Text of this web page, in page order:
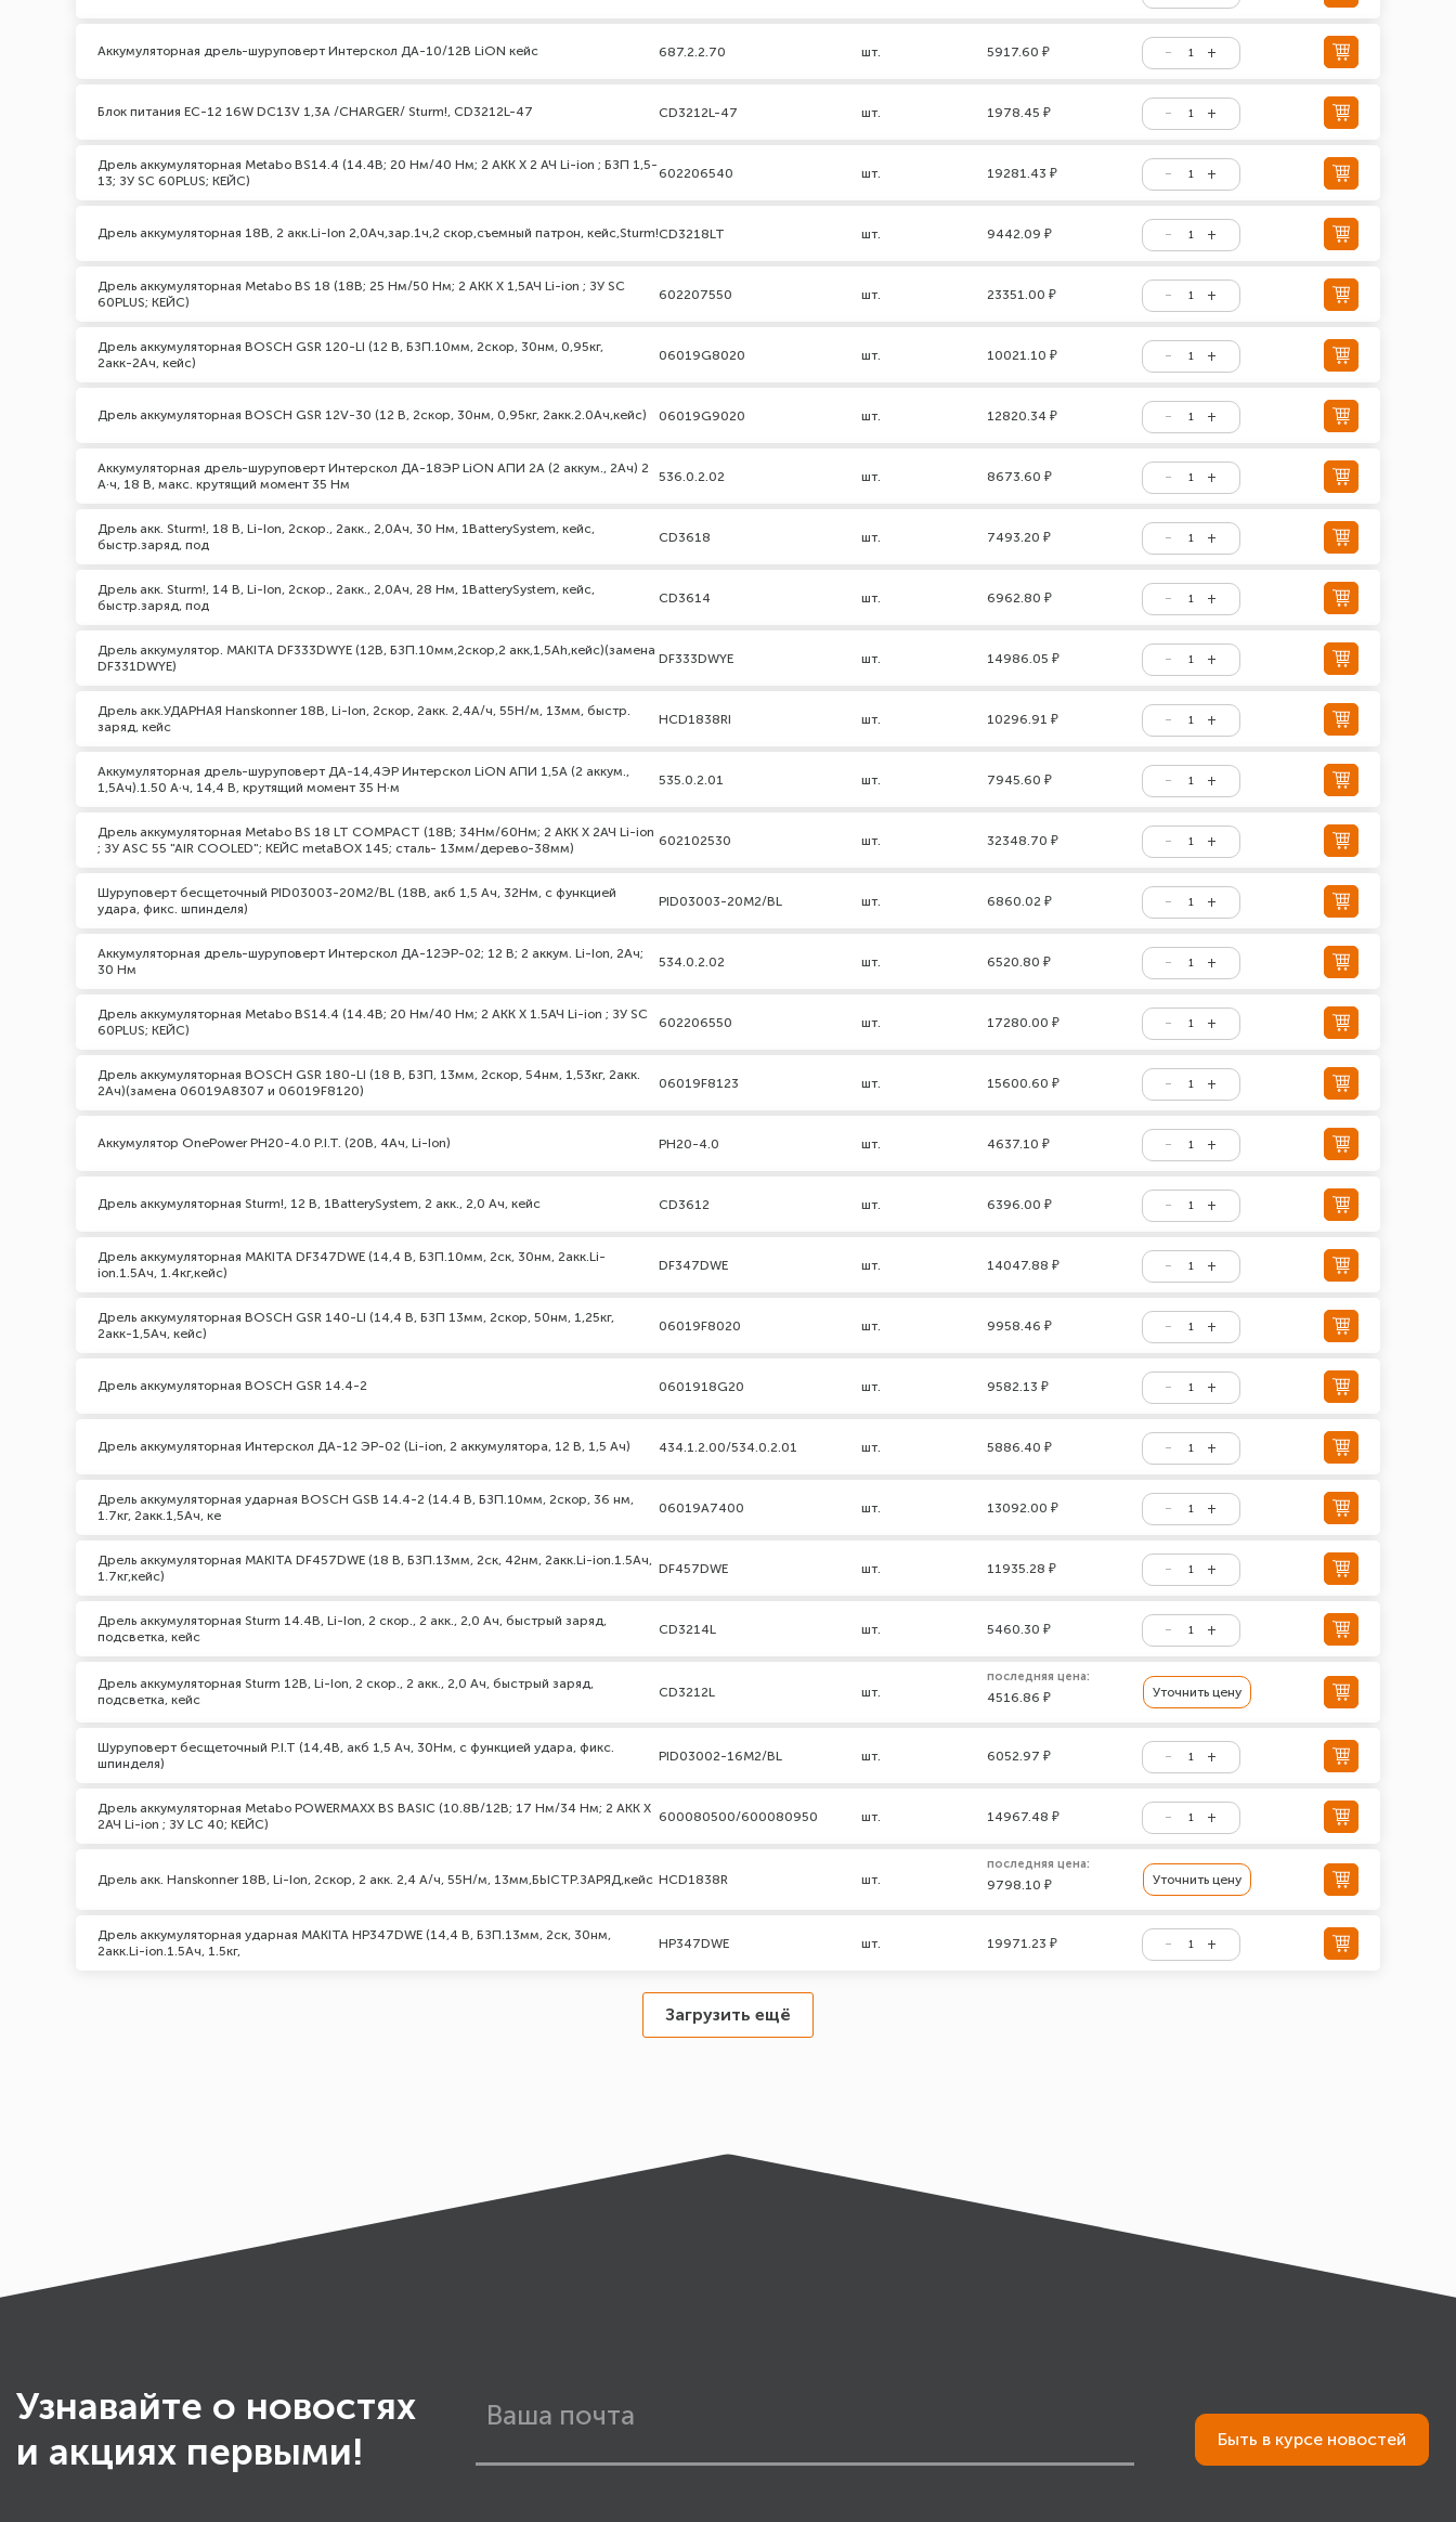
Аккумуляторная дрель-шуруповерт Интерскол ДА-10/12В LiON кейс 687.2.2.70 шт. 5917.60 ₽
Блок питания EC-12 16W DC13V 1,3A /CHARGER/ Sturm!, CD3212L-47 CD3212L-47 шт. 1978.45 ₽
Дрель аккумуляторная Metabo BS14.4 (14.4В; 20 Нм/40 Нм; 2 АКК X 2 АЧ Li-ion ; БЗП 1,5-
13; ЗУ SC 60PLUS; КЕЙС)
602206540 шт. 19281.43 ₽
Дрель аккумуляторная 18В, 2 акк.Li-Ion 2,0Ач,зар.1ч,2 скор,съемный патрон, кейс,Sturm!CD3218LT шт. 9442.09 ₽
Дрель аккумуляторная Metabo BS 18 (18В; 25 Нм/50 Нм; 2 АКК X 1,5АЧ Li-ion ; ЗУ SC
60PLUS; КЕЙС)
602207550 шт. 23351.00 ₽
Дрель аккумуляторная BOSCH GSR 120-LI (12 В, БЗП.10мм, 2скор, 30нм, 0,95кг,
2акк-2Ач, кейс)
06019G8020 шт. 10021.10 ₽
Дрель аккумуляторная BOSCH GSR 12V-30 (12 В, 2скор, 30нм, 0,95кг, 2акк.2.0Ач,кейс) 06019G9020 шт. 12820.34 ₽
Аккумуляторная дрель-шуруповерт Интерскол ДА-18ЭР LiON АПИ 2А (2 аккум., 2Ач) 2
А·ч, 18 В, макс. крутящий момент 35 Нм
536.0.2.02 шт. 8673.60 ₽
Дрель акк. Sturm!, 18 В, Li-Ion, 2скор., 2акк., 2,0Ач, 30 Нм, 1BatterySystem, кейс,
быстр.заряд, под
CD3618 шт. 7493.20 ₽
Дрель акк. Sturm!, 14 В, Li-Ion, 2скор., 2акк., 2,0Ач, 28 Нм, 1BatterySystem, кейс,
быстр.заряд, под
CD3614 шт. 6962.80 ₽
Дрель аккумулятор. MAKITA DF333DWYE (12В, БЗП.10мм,2скор,2 акк,1,5Ah,кейс)(замена
DF331DWYE)
DF333DWYE шт. 14986.05 ₽
Дрель акк.УДАРНАЯ Hanskonner 18В, Li-Ion, 2скор, 2акк. 2,4А/ч, 55Н/м, 13мм, быстр.
заряд, кейс
HCD1838RI шт. 10296.91 ₽
Аккумуляторная дрель-шуруповерт ДА-14,4ЭР Интерскол LiON АПИ 1,5А (2 аккум.,
1,5Ач).1.50 А·ч, 14,4 В, крутящий момент 35 Н·м
535.0.2.01 шт. 7945.60 ₽
Дрель аккумуляторная Metabo BS 18 LT COMPACT (18В; 34Нм/60Нм; 2 АКК X 2АЧ Li-ion
; ЗУ ASC 55 "AIR COOLED"; КЕЙС metaBOX 145; сталь- 13мм/дерево-38мм)
602102530 шт. 32348.70 ₽
Шуруповерт бесщеточный PID03003-20M2/BL (18В, акб 1,5 Ач, 32Нм, с функцией
удара, фикс. шпинделя)
PID03003-20M2/BL шт. 6860.02 ₽
Аккумуляторная дрель-шуруповерт Интерскол ДА-12ЭР-02; 12 В; 2 аккум. Li-Ion, 2Ач;
30 Нм
534.0.2.02 шт. 6520.80 ₽
Дрель аккумуляторная Metabo BS14.4 (14.4В; 20 Нм/40 Нм; 2 АКК X 1.5АЧ Li-ion ; ЗУ SC
60PLUS; КЕЙС)
602206550 шт. 17280.00 ₽
Дрель аккумуляторная BOSCH GSR 180-LI (18 В, БЗП, 13мм, 2скор, 54нм, 1,53кг, 2акк.
2Ач)(замена 06019А8307 и 06019F8120)
06019F8123 шт. 15600.60 ₽
Аккумулятор OnePower PH20-4.0 P.I.T. (20В, 4Ач, Li-Ion) PH20-4.0 шт. 4637.10 ₽
Дрель аккумуляторная Sturm!, 12 В, 1BatterySystem, 2 акк., 2,0 Ач, кейс CD3612 шт. 6396.00 ₽
Дрель аккумуляторная MAKITA DF347DWE (14,4 В, БЗП.10мм, 2ск, 30нм, 2акк.Li-
ion.1.5Ач, 1.4кг,кейс)
DF347DWE шт. 14047.88 ₽
Дрель аккумуляторная BOSCH GSR 140-LI (14,4 В, БЗП 13мм, 2скор, 50нм, 1,25кг,
2акк-1,5Ач, кейс)
06019F8020 шт. 9958.46 ₽
Дрель аккумуляторная BOSCH GSR 14.4-2 0601918G20 шт. 9582.13 ₽
Дрель аккумуляторная Интерскол ДА-12 ЭР-02 (Li-ion, 2 аккумулятора, 12 В, 1,5 Ач) 434.1.2.00/534.0.2.01 шт. 5886.40 ₽
Дрель аккумуляторная ударная BOSCH GSB 14.4-2 (14.4 В, БЗП.10мм, 2скор, 36 нм,
1.7кг, 2акк.1,5Ач, ке
06019А7400 шт. 13092.00 ₽
Дрель аккумуляторная MAKITA DF457DWE (18 В, БЗП.13мм, 2ск, 42нм, 2акк.Li-ion.1.5Ач,
1.7кг,кейс)
DF457DWE шт. 11935.28 ₽
Дрель аккумуляторная Sturm 14.4В, Li-Ion, 2 скор., 2 акк., 2,0 Ач, быстрый заряд,
подсветка, кейс
CD3214L шт. 5460.30 ₽
Дрель аккумуляторная Sturm 12В, Li-Ion, 2 скор., 2 акк., 2,0 Ач, быстрый заряд,
подсветка, кейс
CD3212L шт.
последняя цена:
4516.86 ₽ Уточнить цену
Шуруповерт бесщеточный P.I.T (14,4В, акб 1,5 Ач, 30Нм, с функцией удара, фикс.
шпинделя)
PID03002-16M2/BL шт. 6052.97 ₽
Дрель аккумуляторная Metabo POWERMAXX BS BASIC (10.8В/12В; 17 Нм/34 Нм; 2 АКК X
2АЧ Li-ion ; ЗУ LC 40; КЕЙС)
600080500/600080950 шт. 14967.48 ₽
Дрель акк. Hanskonner 18В, Li-Ion, 2скор, 2 акк. 2,4 А/ч, 55Н/м, 13мм,БЫСТР.ЗАРЯД,кейс HCD1838R шт.
последняя цена:
9798.10 ₽ Уточнить цену
Дрель аккумуляторная ударная MAKITA HP347DWE (14,4 В, БЗП.13мм, 2ск, 30нм,
2акк.Li-ion.1.5Ач, 1.5кг,
HP347DWE шт. 19971.23 ₽
Загрузить ещё
Узнавайте о новостях
и акциях первыми!
Быть в курсе новостей